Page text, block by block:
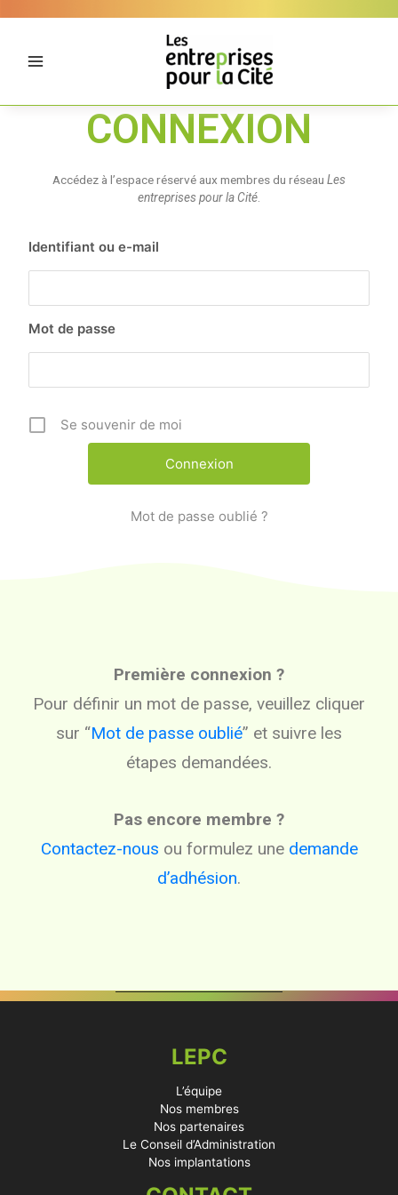
CONNEXION
Accédez à l’espace réservé aux membres du réseau Les
entreprises pour la Cité.
Identifiant ou e-mail
Mot de passe
Se souvenir de moi
Mot de passe oublié ?
Première connexion ?
Pour définir un mot de passe, veuillez cliquer
sur “Mot de passe oublié” et suivre les
étapes demandées.
Pas encore membre ?
Contactez-nous ou formulez une demande
d’adhésion.
LEPC
L’équipe
Nos membres
Nos partenaires
Le Conseil d’Administration
Nos implantations